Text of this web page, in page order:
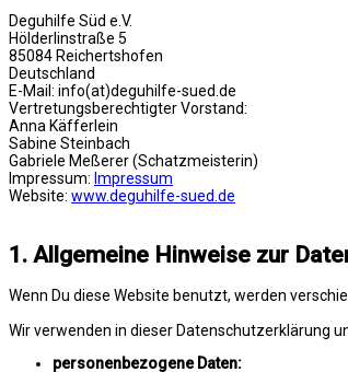
Deguhilfe Süd e.V.
Hölderlinstraße 5
85084 Reichertshofen
Deutschland
E-Mail: info(at)deguhilfe-sued.de
Vertretungsberechtigter Vorstand:
Anna Käfferlein
Sabine Steinbach
Gabriele Meßerer (Schatzmeisterin)
Impressum: Impressum
Website: www.deguhilfe-sued.de
1. Allgemeine Hinweise zur
Wenn Du diese Website benutzt, werden
Wir verwenden in dieser Datenschutzerklärung
personenbezogene Daten: